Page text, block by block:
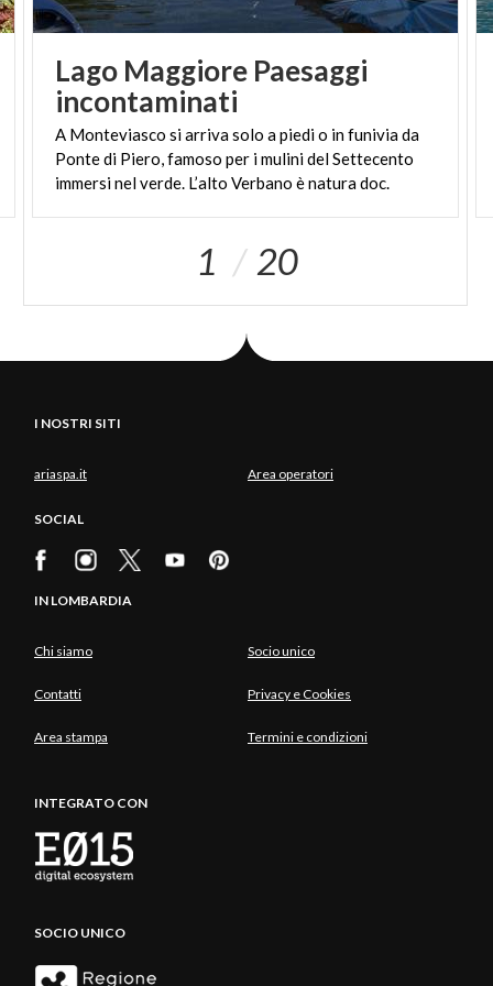
Lavena Ponte Tresa con MAD - Muri Artistici
Diffusi, che proponeva vere e propriesessioni di
live painting
Altro lago, nuove storie da raccontare...
Testo a cura diERIKA MONTEDORO
guida abilitataConfGuide-GITEC
Lago Maggiore Paesaggi
incontaminati
A Monteviasco si arriva solo a piedi o in funivia da
Ponte di Piero, famoso per i mulini del Settecento
immersi nel verde. L’alto Verbano è natura doc.
1 20
I NOSTRI SITI
ariaspa.it Area operatori
SOCIAL
IN LOMBARDIA
Chi siamo Socio unico
Contatti Privacy e Cookies
Area stampa Termini e condizioni
INTEGRATO CON
SOCIO UNICO